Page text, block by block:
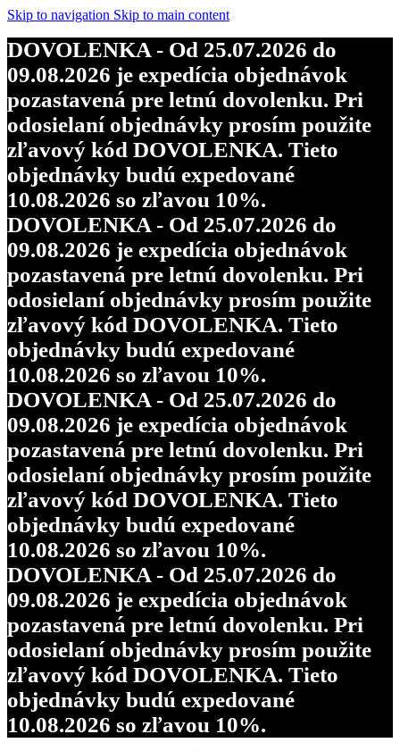
Skip to navigation Skip to main content
10.08.2026 so zľavou 10%.
DOVOLENKA - Od 25.07.2026 do
09.08.2026 je expedícia objednávok
pozastavená pre letnú dovolenku. Pri
odosielaní objednávky prosím použite
zľavový kód DOVOLENKA. Tieto
objednávky budú expedované
10.08.2026 so zľavou 10%.
DOVOLENKA - Od 25.07.2026 do
09.08.2026 je expedícia objednávok
pozastavená pre letnú dovolenku. Pri
odosielaní objednávky prosím použite
zľavový kód DOVOLENKA. Tieto
objednávky budú expedované
10.08.2026 so zľavou 10%.
DOVOLENKA - Od 25.07.2026 do
09.08.2026 je expedícia objednávok
pozastavená pre letnú dovolenku. Pri
odosielaní objednávky prosím použite
zľavový kód DOVOLENKA. Tieto
objednávky budú expedované
10.08.2026 so zľavou 10%.
DOVOLENKA - Od 25.07.2026 do
09.08.2026 je expedícia objednávok
pozastavená pre letnú dovolenku. Pri
odosielaní objednávky prosím použite
zľavový kód DOVOLENKA. Tieto
objednávky budú expedované
10.08.2026 so zľavou 10%.
DOVOLENKA - Od 25.07.2026 do
09.08.2026 je expedícia objednávok
pozastavená pre letnú dovolenku. Pri
odosielaní objednávky prosím použite
zľavový kód DOVOLENKA. Tieto
objednávky budú expedované
10.08.2026 so zľavou 10%.
DOVOLENKA - Od 25.07.2026 do
09.08.2026 je expedícia objednávok
pozastavená pre letnú dovolenku. Pri
odosielaní objednávky prosím použite
zľavový kód DOVOLENKA. Tieto
objednávky budú expedované
10.08.2026 so zľavou 10%.